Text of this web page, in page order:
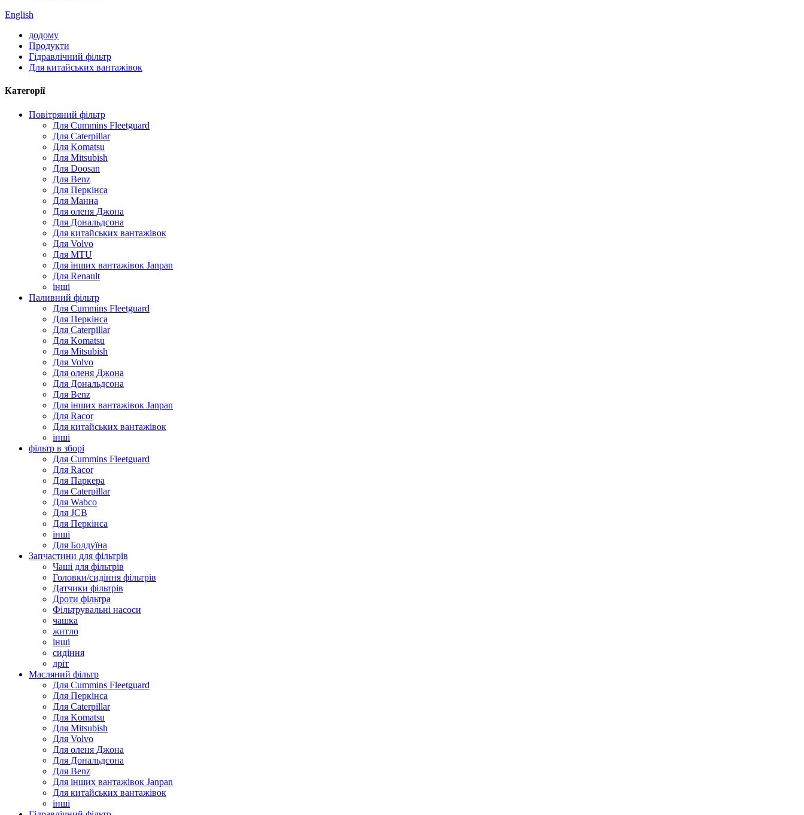
English
додому
Продукти
Гідравлічний фільтр
Для китайських вантажівок
Категорії
Повітряний фільтр
Для Cummins Fleetguard
Для Caterpillar
Для Komatsu
Для Mitsubish
Для Doosan
Для Benz
Для Перкінса
Для Манна
Для оленя Джона
Для Дональдсона
Для китайських вантажівок
Для Volvo
Для MTU
Для інших вантажівок Janpan
Для Renault
інші
Паливний фільтр
Для Cummins Fleetguard
Для Перкінса
Для Caterpillar
Для Komatsu
Для Mitsubish
Для Volvo
Для оленя Джона
Для Дональдсона
Для Benz
Для інших вантажівок Janpan
Для Racor
Для китайських вантажівок
інші
фільтр в зборі
Для Cummins Fleetguard
Для Racor
Для Паркера
Для Caterpillar
Для Wabco
Для JCB
Для Перкінса
інші
Для Болдуїна
Запчастини для фільтрів
Чаші для фільтрів
Головки/сидіння фільтрів
Датчики фільтрів
Дроти фільтра
Фільтрувальні насоси
чашка
житло
інші
сидіння
дріт
Масляний фільтр
Для Cummins Fleetguard
Для Перкінса
Для Caterpillar
Для Komatsu
Для Mitsubish
Для Volvo
Для оленя Джона
Для Дональдсона
Для Benz
Для інших вантажівок Janpan
Для китайських вантажівок
інші